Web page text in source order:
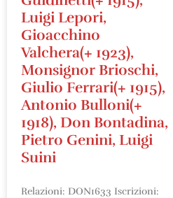
Luigi Lepori,
Gioacchino
Valchera(+ 1923),
Monsignor Brioschi,
Giulio Ferrari(+ 1915),
Antonio Bulloni(+
1918), Don Bontadina,
Pietro Genini, Luigi
Suini
Relazioni: DON1633 Iscrizioni: